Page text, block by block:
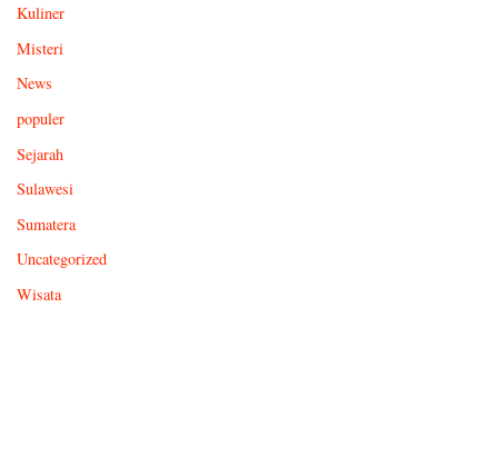
Kuliner
Misteri
News
populer
Sejarah
Sulawesi
Sumatera
Uncategorized
Wisata